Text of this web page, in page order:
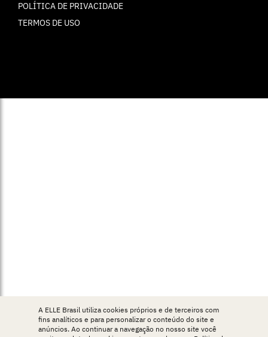
POLÍTICA DE PRIVACIDADE
TERMOS DE USO
A ELLE Brasil utiliza cookies próprios e de terceiros com
fins analíticos e para personalizar o conteúdo do site e
anúncios. Ao continuar a navegação no nosso site você